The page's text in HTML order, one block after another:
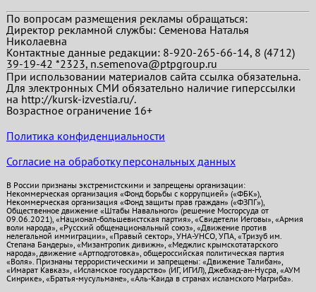
По вопросам размещения рекламы обращаться:
Директор рекламной службы: Семенова Наталья
Николаевна
Контактные данные редакции: 8-920-265-66-14, 8 (4712)
39-19-42 *2323, n.semenova@ptpgroup.ru
При использовании материалов сайта ссылка обязательна.
Для электронных СМИ обязательно наличие гиперссылки
на http://kursk-izvestia.ru/.
Возрастное ограничение 16+
Политика конфиденциальности
Согласие на обработку персональных данных
В России признаны экстремистскими и запрещены организации:
Некоммерческая организация «Фонд борьбы с коррупцией» («ФБК»),
Некоммерческая организация «Фонд защиты прав граждан» («ФЗПГ»),
Общественное движение «Штабы Навального» (решение Мосгорсуда от
09.06.2021), «Национал-большевистская партия», «Свидетели Иеговы», «Армия
воли народа», «Русский общенациональный союз», «Движение против
нелегальной иммиграции», «Правый сектор», УНА-УНСО, УПА, «Тризуб им.
Степана Бандеры», «Мизантропик дивижн», «Меджлис крымскотатарского
народа», движение «Артподготовка», общероссийская политическая партия
«Воля». Признаны террористическими и запрещены: «Движение Талибан»,
«Имарат Кавказ», «Исламское государство» (ИГ, ИГИЛ), Джебхад-ан-Нусра, «АУМ
Синрике», «Братья-мусульмане», «Аль-Каида в странах исламского Магриба».